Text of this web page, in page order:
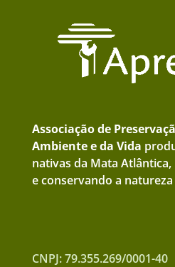
Associação de
Ambiente e da Vida
nativas da Mata
e conservando a natureza
CNPJ: 79.355.269/0001-40